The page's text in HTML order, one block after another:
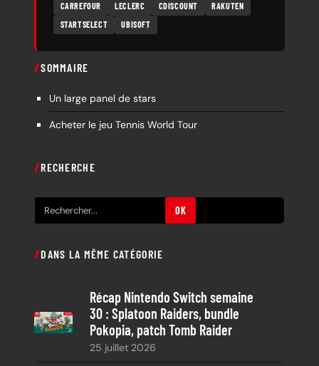
CARREFOUR
LECLERC CDISCOUNT
RAKUTEN
STARTSELECT
UBISOFT
SOMMAIRE
Un large panel de stars
Acheter le jeu Tennis World Tour
RECHERCHE
e
h
c
h
OK
DANS LA MÊME CATÉGORIE
Récap Nintendo Switch semaine
30 : Splatoon Raiders, bundle
Pokopia, patch Tomb Raider
25 juillet 2026